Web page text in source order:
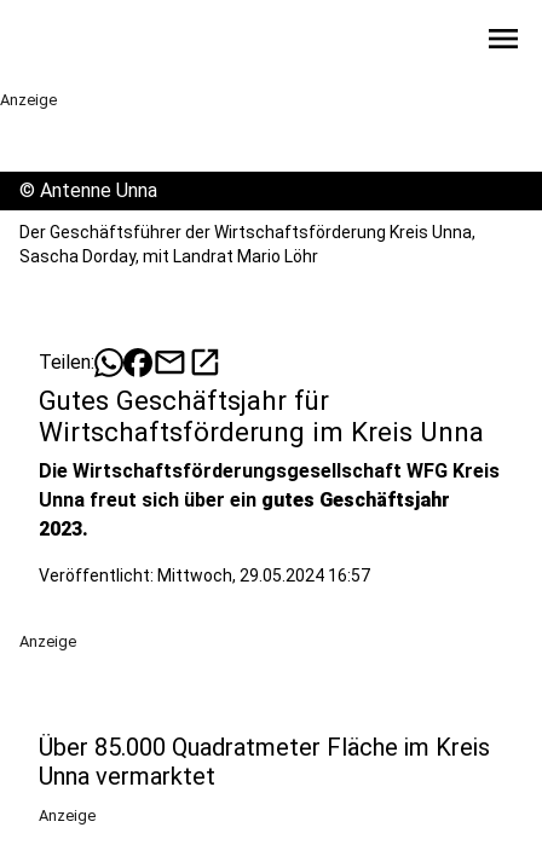
menu
Anzeige
© Antenne Unna
Der Geschäftsführer der Wirtschaftsförderung Kreis Unna,
Sascha Dorday, mit Landrat Mario Löhr
Teilen: mailopen_in_new
Gutes Geschäftsjahr für
Wirtschaftsförderung im Kreis Unna
Die Wirtschaftsförderungsgesellschaft WFG Kreis
Unna freut sich über ein gutes Geschäftsjahr
2023.
Veröffentlicht: Mittwoch, 29.05.2024 16:57
Anzeige
Über 85.000 Quadratmeter Fläche im Kreis
Unna vermarktet
Anzeige